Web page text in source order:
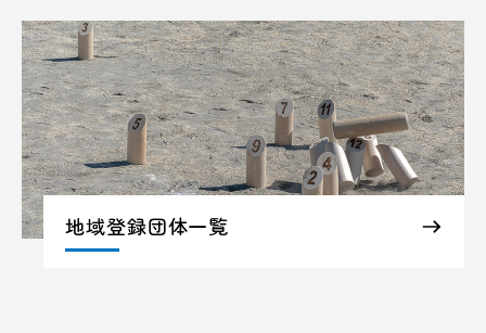
地域登録団体一覧